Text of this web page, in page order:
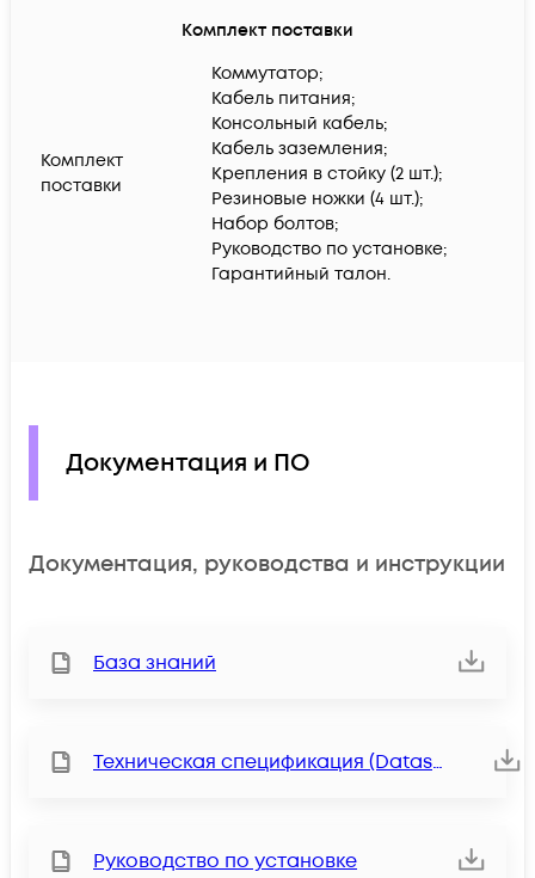
Комплект поставки
Комплект
поставки
Коммутатор;
Кабель питания;
Консольный кабель;
Кабель заземления;
Крепления в стойку (2 шт.);
Резиновые ножки (4 шт.);
Набор болтов;
Руководство по установке;
Гарантийный талон.
Документация и ПО
Документация, руководства и инструкции
База знаний
Техническая спецификация (Datasheet)
Руководство по установке